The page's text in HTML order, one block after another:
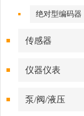
绝对型编码器
传感器
仪器仪表
泵/阀/液压